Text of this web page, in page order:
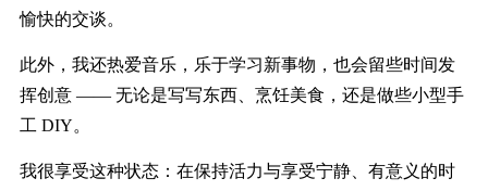
愉快的交谈。
此外，我还热爱音乐，乐于学习新事物，也会留些时间发
挥创意 —— 无论是写写东西、烹饪美食，还是做些小型手
工 DIY。
我很享受这种状态：在保持活力与享受宁静、有意义的时